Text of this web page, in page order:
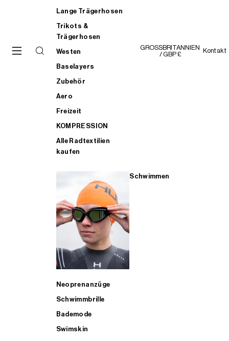
Lange Trägerhosen
Trikots &
Trägerhosen
Westen
Baselayers
Zubehör
Aero
Freizeit
KOMPRESSION
Alle Radtextilien
kaufen
Schwimmen
Neoprenanzüge
Schwimmbrille
Bademode
Swimskin
GROSSBRITANNIEN
/ GBP £
Kontakt